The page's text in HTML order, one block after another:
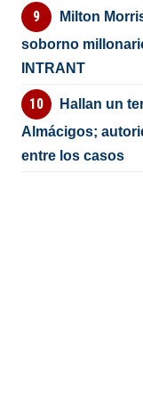
Milton
soborno
INTRANT
Hallan un
Almácigos;
entre los casos